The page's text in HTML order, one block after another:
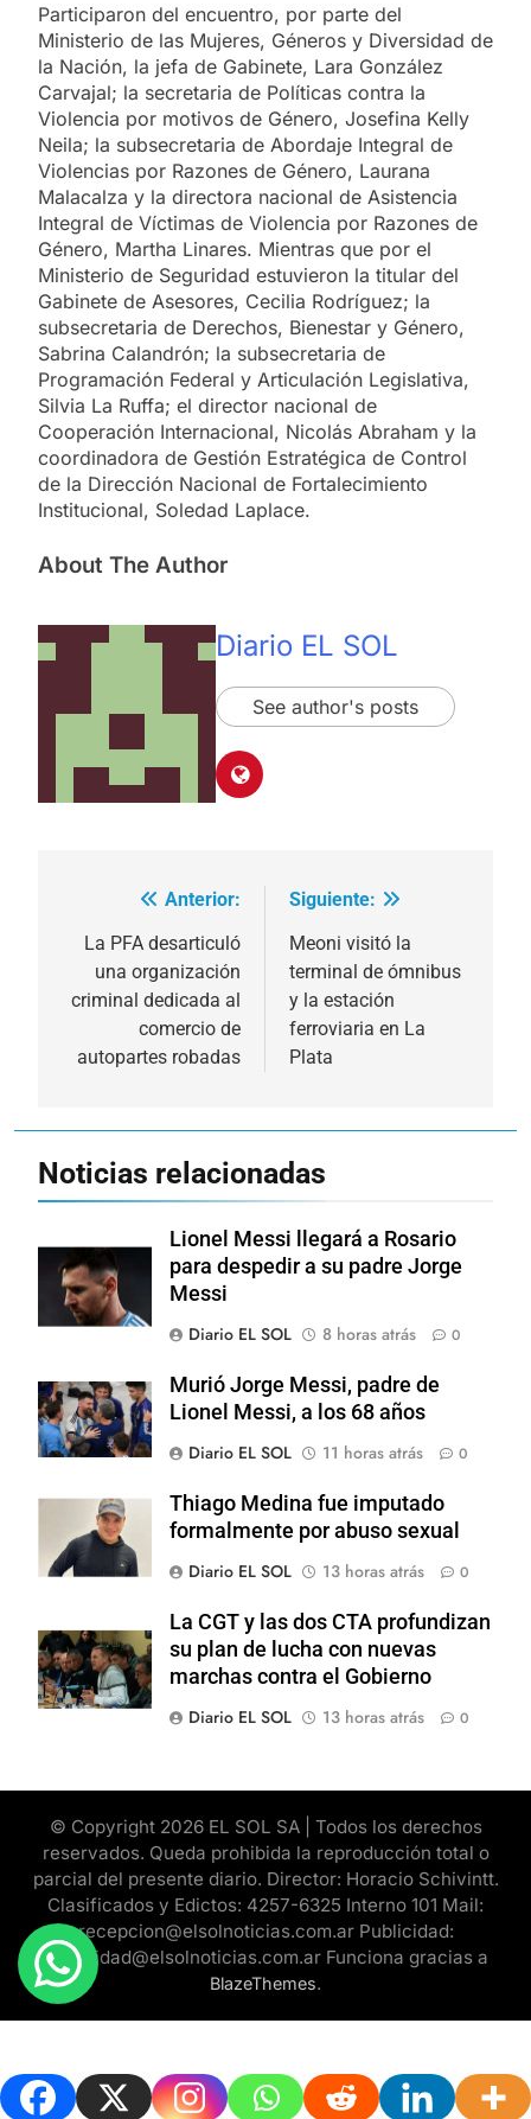
Participaron del encuentro, por parte del
Ministerio de las Mujeres, Géneros y Diversidad de
la Nación, la jefa de Gabinete, Lara González
Carvajal; la secretaria de Políticas contra la
Violencia por motivos de Género, Josefina Kelly
Neila; la subsecretaria de Abordaje Integral de
Violencias por Razones de Género, Laurana
Malacalza y la directora nacional de Asistencia
Integral de Víctimas de Violencia por Razones de
Género, Martha Linares. Mientras que por el
Ministerio de Seguridad estuvieron la titular del
Gabinete de Asesores, Cecilia Rodríguez; la
subsecretaria de Derechos, Bienestar y Género,
Sabrina Calandrón; la subsecretaria de
Programación Federal y Articulación Legislativa,
Silvia La Ruffa; el director nacional de
Cooperación Internacional, Nicolás Abraham y la
coordinadora de Gestión Estratégica de Control
de la Dirección Nacional de Fortalecimiento
Institucional, Soledad Laplace.
About The Author
Diario EL SOL
See author's posts
Navegación
de
entradas
Anterior:
La PFA desarticuló
una organización
criminal dedicada al
comercio de
autopartes robadas
Siguiente:
Meoni visitó la
terminal de ómnibus
y la estación
ferroviaria en La
Plata
Noticias relacionadas
Lionel Messi llegará a Rosario
para despedir a su padre Jorge
Messi
Diario EL SOL
8 horas atrás 0
Murió Jorge Messi, padre de
Lionel Messi, a los 68 años
Diario EL SOL
11 horas atrás 0
Thiago Medina fue imputado
formalmente por abuso sexual
Diario EL SOL
13 horas atrás 0
La CGT y las dos CTA profundizan
su plan de lucha con nuevas
marchas contra el Gobierno
Diario EL SOL
13 horas atrás 0
© Copyright 2026 EL SOL SA | Todos los derechos
reservados. Queda prohibida la reproducción total o
parcial del presente diario. Director: Horacio Schivintt.
Clasificados y Edictos: 4257-6325 Interno 101 Mail:
recepcion@elsolnoticias.com.ar Publicidad:
publicidad@elsolnoticias.com.ar Funciona gracias a
BlazeThemes.